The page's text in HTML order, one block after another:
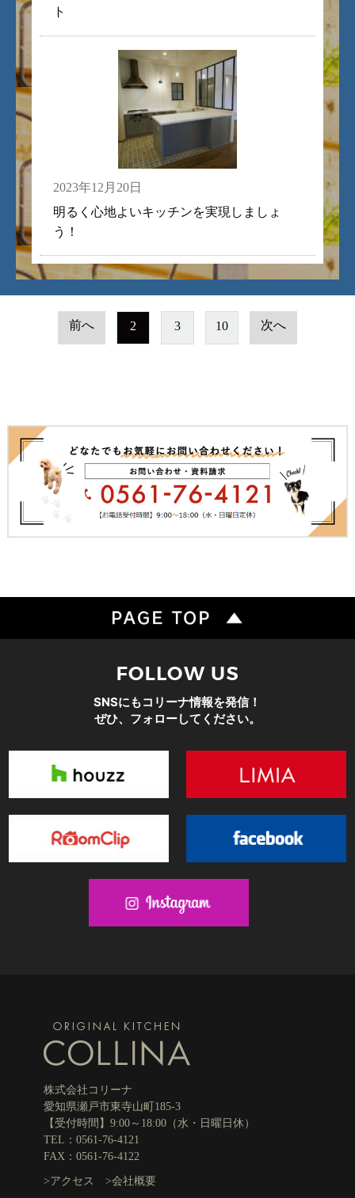
ト
2023年12月20日
明るく心地よいキッチンを実現しましょ
う！
前へ 2 3 10 次へ
SNSにもコリーナ情報を発信！
ぜひ、フォローしてください。
株式会社コリーナ
愛知県瀬戸市東寺山町185-3
【受付時間】9:00～18:00（水・日曜日休）
TEL：0561-76-4121
FAX：0561-76-4122
>アクセス >会社概要